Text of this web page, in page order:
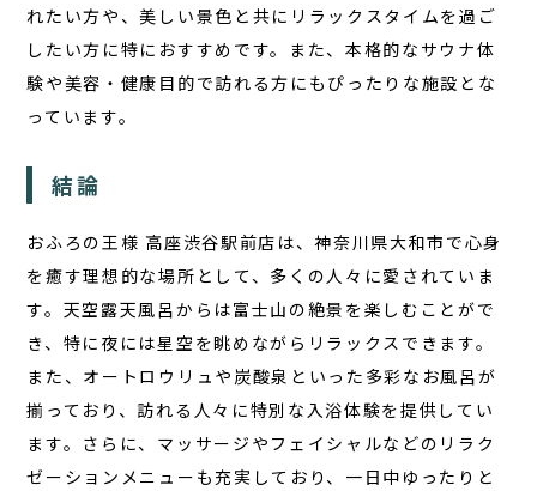
れたい方や、美しい景色と共にリラックスタイムを過ご
したい方に特におすすめです。また、本格的なサウナ体
験や美容・健康目的で訪れる方にもぴったりな施設とな
っています。
結論
おふろの王様 高座渋谷駅前店は、神奈川県大和市で心身
を癒す理想的な場所として、多くの人々に愛されていま
す。 天空露天風呂からは富士山の絶景を楽しむことがで
き、特に夜には星空を眺めながらリラックスできます。
また、オートロウリュや炭酸泉といった多彩なお風呂が
揃っており、訪れる人々に特別な入浴体験を提供してい
ます。さらに、マッサージやフェイシャルなどのリラク
ゼーションメニューも充実しており、一日中ゆったりと